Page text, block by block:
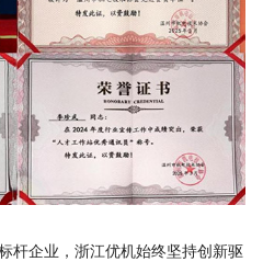
企业，浙江优机始终坚持创新驱